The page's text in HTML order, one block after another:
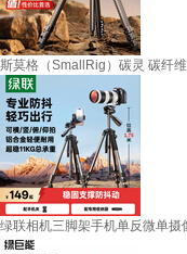
斯莫格（SmallRig）碳灵 碳纤
绿联相机三脚架手机单反微单